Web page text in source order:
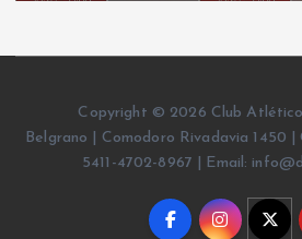
Copyright © 2026 Club
Belgrano | Comodoro Rivadavia 1450 |
5411-4702-8967 | Email: